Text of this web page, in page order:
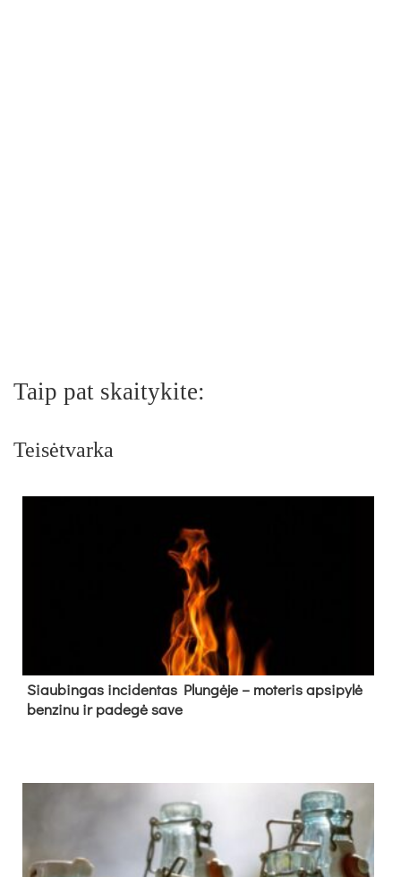
Taip pat skaitykite:
Teisėtvarka
Siau­bin­gas in­ci­den­tas Plun­gė­je – mo­te­ris ap­si­py­lė
ben­zi­nu ir pa­de­gė sa­ve